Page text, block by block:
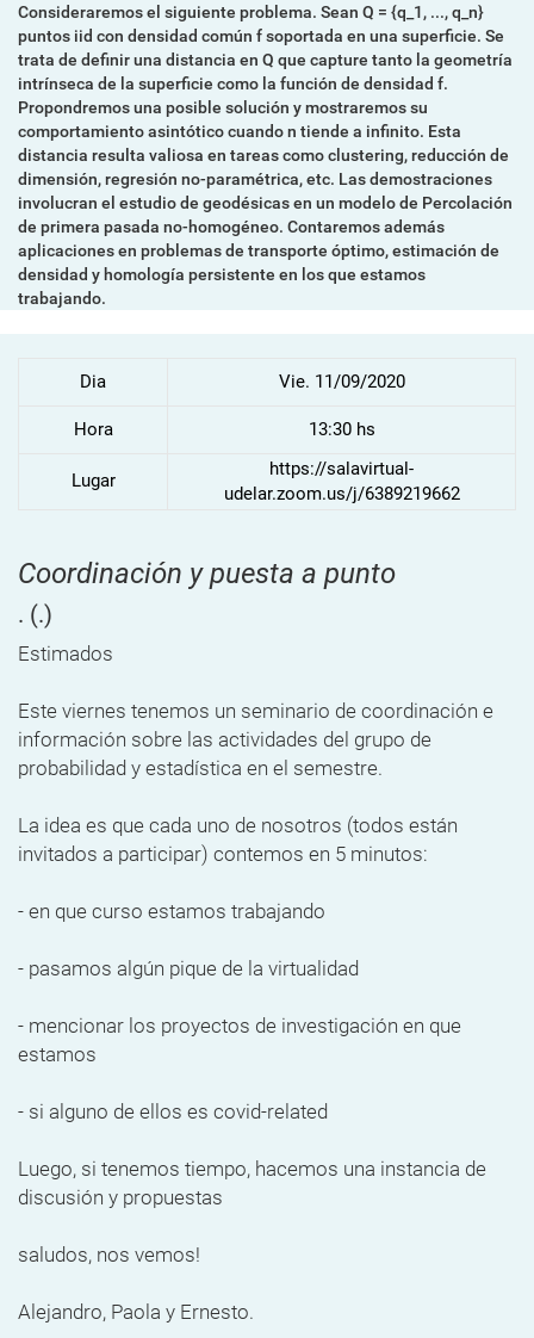
Consideraremos el siguiente problema. Sean Q = {q_1, ..., q_n}
puntos iid con densidad común f soportada en una superficie. Se
trata de definir una distancia en Q que capture tanto la geometría
intrínseca de la superficie como la función de densidad f.
Propondremos una posible solución y mostraremos su
comportamiento asintótico cuando n tiende a infinito. Esta
distancia resulta valiosa en tareas como clustering, reducción de
dimensión, regresión no-paramétrica, etc. Las demostraciones
involucran el estudio de geodésicas en un modelo de Percolación
de primera pasada no-homogéneo. Contaremos además
aplicaciones en problemas de transporte óptimo, estimación de
densidad y homología persistente en los que estamos
trabajando.
Dia Vie. 11/09/2020
Hora 13:30 hs
Lugar
https://salavirtual-
udelar.zoom.us/j/6389219662
Coordinación y puesta a punto
. (.)
Estimados
Este viernes tenemos un seminario de coordinación e
información sobre las actividades del grupo de
probabilidad y estadística en el semestre.
La idea es que cada uno de nosotros (todos están
invitados a participar) contemos en 5 minutos:
- en que curso estamos trabajando
- pasamos algún pique de la virtualidad
- mencionar los proyectos de investigación en que
estamos
- si alguno de ellos es covid-related
Luego, si tenemos tiempo, hacemos una instancia de
discusión y propuestas
saludos, nos vemos!
Alejandro, Paola y Ernesto.